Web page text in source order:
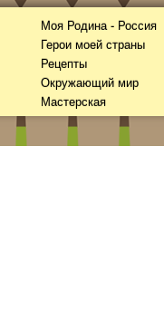
Моя Родина - Россия
Герои моей страны
Рецепты
Окружающий мир
Мастерская